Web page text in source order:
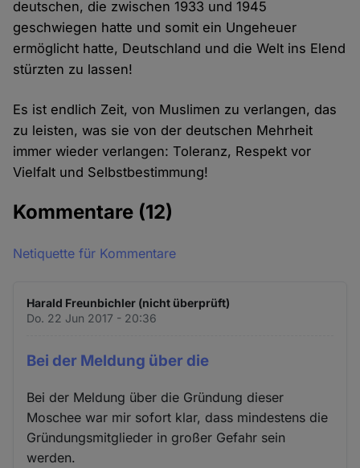
deutschen, die zwischen 1933 und 1945
geschwiegen hatte und somit ein Ungeheuer
ermöglicht hatte, Deutschland und die Welt ins Elend
stürzten zu lassen!
Es ist endlich Zeit, von Muslimen zu verlangen, das
zu leisten, was sie von der deutschen Mehrheit
immer wieder verlangen: Toleranz, Respekt vor
Vielfalt und Selbstbestimmung!
Kommentare (12)
Netiquette für Kommentare
Harald Freunbichler (nicht überprüft)
Do. 22 Jun 2017 - 20:36
Bei der Meldung über die
Bei der Meldung über die Gründung dieser
Moschee war mir sofort klar, dass mindestens die
Gründungsmitglieder in großer Gefahr sein
werden.